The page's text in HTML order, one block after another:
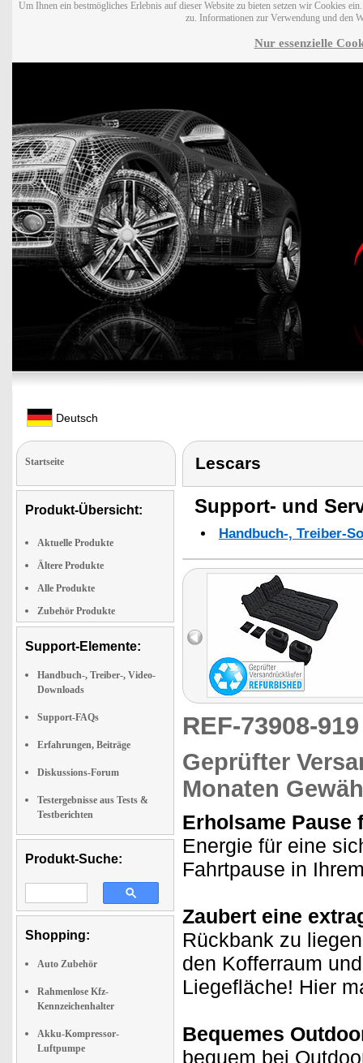
Um Ihnen ein bestmögliches Erlebnis auf dieser Website zu bieten setzen wir Cookies
zu. Informationen zur Verwendung und den
Nur essenzielle
Deutsch
Startseite
Produkt-Übersicht:
Aktuelle Produkte
Ältere Produkte
Alle Produkte
Zubehör Produkte
Support-Elemente:
Handbuch-, Treiber-, Video-
Downloads
Support-FAQs
Erfahrungen, Beiträge
Diskussions-Forum
Testergebnisse aus Tests &
Testberichten
Produkt-Suche:
Shopping:
Auto Zubehör
Rahmenlose Kfz-
Kennzeichenhalter
Akku-Kompressor-
Luftpumpe
Lescars
Support- und
Handbuch-, Treiber-
REF-73908-
Geprüfter
Monaten
Erholsame Pause
Energie für eine
Fahrtpause in
Zaubert eine
Rückbank zu
den Kofferraum
Liegefläche! Hier
Bequemes
bequem bei